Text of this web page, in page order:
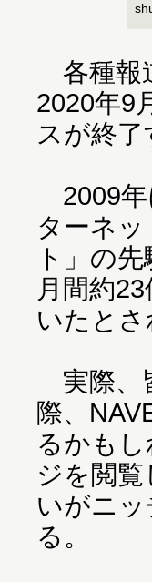
各種報
2020年9
スが終
2009年
ターネ
ト」の
月間約
いたとさ
実際、
際、
るかも
ジを閲
いがニ
る。